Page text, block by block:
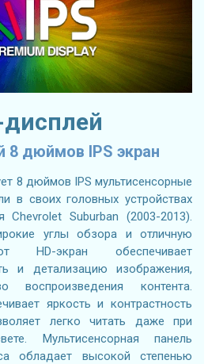
дисплей
8 дюймов IPS экран
8 дюймов IPS мультисенсорные
в своих головных устройствах
Chevrolet Suburban (2003-2013).
углы обзора и отличную
HD-экран обеспечивает
и детализацию изображения,
воспроизведения контента.
яркость и контрастность
легко читать даже при
Мультисенсорная панель
обладает высокой степенью